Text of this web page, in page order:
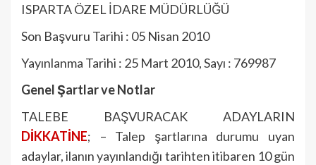
ISPARTA ÖZEL İDARE MÜDÜRLÜĞÜ
Son Başvuru Tarihi : 05 Nisan 2010
Yayınlanma Tarihi : 25 Mart 2010, Sayı : 769987
Genel Şartlar ve Notlar
TALEBE BAŞVURACAK ADAYLARIN
DİKKATİNE; – Talep şartlarına durumu uyan
adaylar, ilanın yayınlandığı tarihten itibaren 10 gün